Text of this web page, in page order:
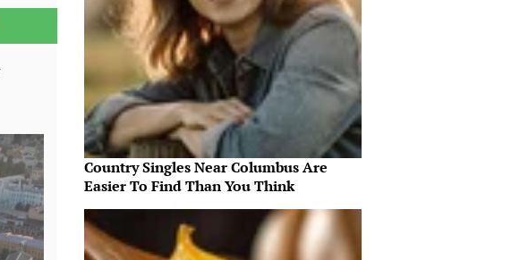
Country Singles Near Columbus Are
Easier To Find Than You Think